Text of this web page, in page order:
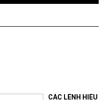
CÁC LỆNH HIỆU